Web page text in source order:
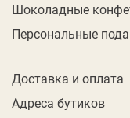
Шоколадные
Персональные
Доставка и оплата
Адреса бутиков